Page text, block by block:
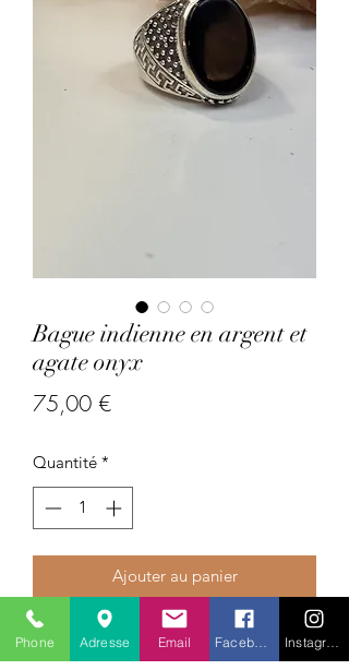
Bague indienne en argent et
agate onyx
75,00 €Prix
Quantité *
Ajouter au panier
Pays : Inde
Pierres précieuses :agate onyx
Phone Adresse Email